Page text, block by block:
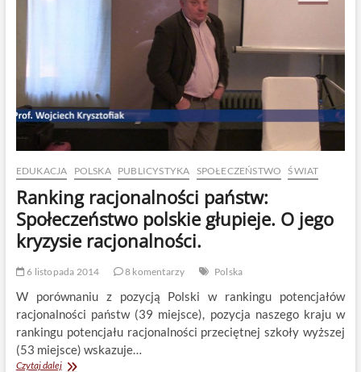
EDUKACJA POLSKA PUBLICYSTYKA SPOŁECZEŃSTWO ŚWIAT
Ranking racjonalności państw:
Społeczeństwo polskie głupieje. O jego
kryzysie racjonalności.
6 listopada 2014 8 komentarzy Polska
W porównaniu z pozycją Polski w rankingu potencjałów
racjonalności państw (39 miejsce), pozycja naszego kraju w
rankingu potencjału racjonalności przeciętnej szkoły wyższej
(53 miejsce) wskazuje…
Czytaj dalejRanking